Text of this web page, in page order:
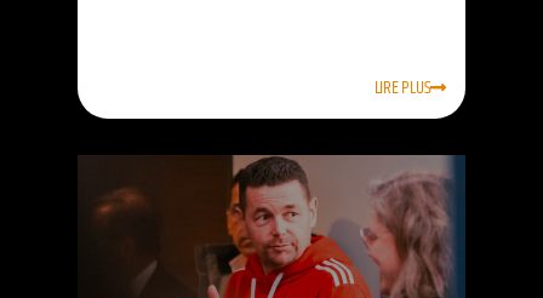
LIRE PLUS